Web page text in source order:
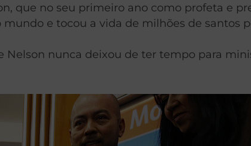
que no seu primeiro ano como profeta e
e tocou a vida de milhões de santos
Nelson nunca deixou de ter tempo para